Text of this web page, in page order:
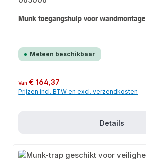
Munk toegangshulp voor wandmontage
Meteen beschikbaar
Normale prijs:
Van€ 164,37
Prijzen incl. BTW en excl. verzendkosten
Details